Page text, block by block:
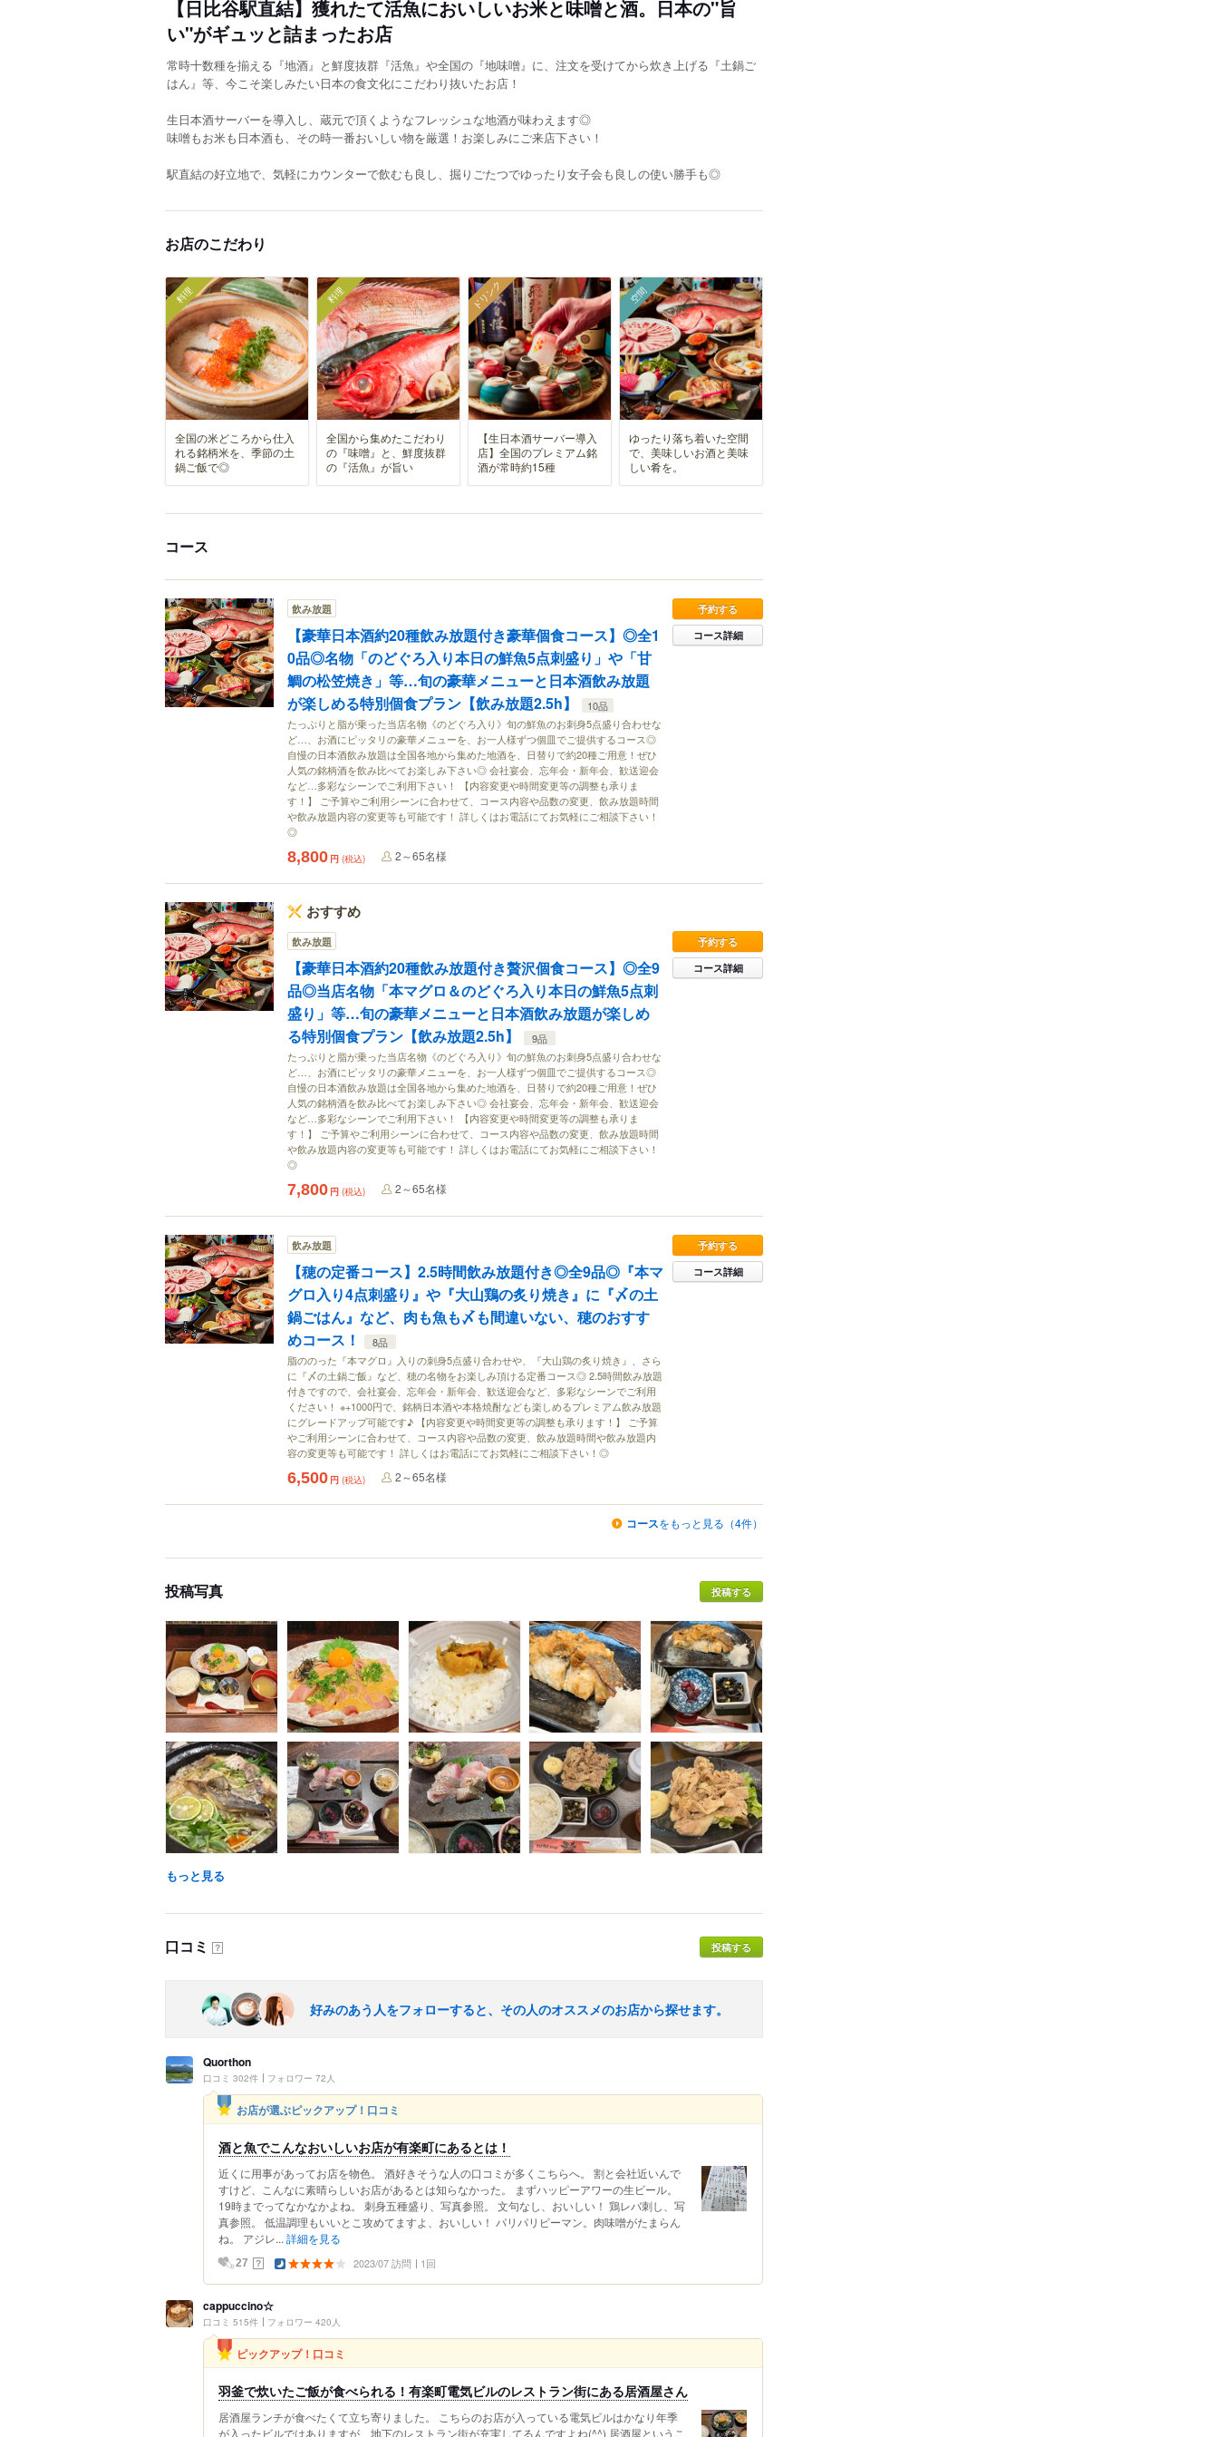
【日比谷駅直結】獲れたて活魚においしいお米と味噌と酒。日本の"旨
い"がギュッと詰まったお店
常時十数種を揃える『地酒』と鮮度抜群『活魚』や全国の『地味噌』に、注文を受けてから炊き上げる『土鍋ご
はん』等、今こそ楽しみたい日本の食文化にこだわり抜いたお店！
生日本酒サーバーを導入し、蔵元で頂くようなフレッシュな地酒が味わえます◎
味噌もお米も日本酒も、その時一番おいしい物を厳選！お楽しみにご来店下さい！
駅直結の好立地で、気軽にカウンターで飲むも良し、掘りごたつでゆったり女子会も良しの使い勝手も◎
お店のこだわり
料理
全国の米どころから仕入
れる銘柄米を、季節の土
鍋ご飯で◎
料理
全国から集めたこだわり
の『味噌』と、鮮度抜群
の『活魚』が旨い
ドリンク
【生日本酒サーバー導入
店】全国のプレミアム銘
酒が常時約15種
空間
ゆったり落ち着いた空間
で、美味しいお酒と美味
しい肴を。
コース
飲み放題
【豪華日本酒約20種飲み放題付き豪華個食コース】◎全1
0品◎名物「のどぐろ入り本日の鮮魚5点刺盛り」や「甘
鯛の松笠焼き」等…旬の豪華メニューと日本酒飲み放題
が楽しめる特別個食プラン【飲み放題2.5h】
10品
たっぷりと脂が乗った当店名物《のどぐろ入り》旬の鮮魚のお刺身5点盛り合わせな
ど…、お酒にピッタリの豪華メニューを、お一人様ずつ個皿でご提供するコース◎
自慢の日本酒飲み放題は全国各地から集めた地酒を、日替りで約20種ご用意！ぜひ
人気の銘柄酒を飲み比べてお楽しみ下さい◎ 会社宴会、忘年会・新年会、歓送迎会
など…多彩なシーンでご利用下さい！ 【内容変更や時間変更等の調整も承りま
す！】 ご予算やご利用シーンに合わせて、コース内容や品数の変更、飲み放題時間
や飲み放題内容の変更等も可能です！ 詳しくはお電話にてお気軽にご相談下さい！
◎
予約する
コース詳細
8,800 円 (税込) 2～65名様
おすすめ
飲み放題
【豪華日本酒約20種飲み放題付き贅沢個食コース】◎全9
品◎当店名物「本マグロ＆のどぐろ入り本日の鮮魚5点刺
盛り」等…旬の豪華メニューと日本酒飲み放題が楽しめ
る特別個食プラン【飲み放題2.5h】
9品
たっぷりと脂が乗った当店名物《のどぐろ入り》旬の鮮魚のお刺身5点盛り合わせな
ど…、お酒にピッタリの豪華メニューを、お一人様ずつ個皿でご提供するコース◎
自慢の日本酒飲み放題は全国各地から集めた地酒を、日替りで約20種ご用意！ぜひ
人気の銘柄酒を飲み比べてお楽しみ下さい◎ 会社宴会、忘年会・新年会、歓送迎会
など…多彩なシーンでご利用下さい！ 【内容変更や時間変更等の調整も承りま
す！】 ご予算やご利用シーンに合わせて、コース内容や品数の変更、飲み放題時間
や飲み放題内容の変更等も可能です！ 詳しくはお電話にてお気軽にご相談下さい！
◎
予約する
コース詳細
7,800 円 (税込) 2～65名様
飲み放題
【穂の定番コース】2.5時間飲み放題付き◎全9品◎『本マ
グロ入り4点刺盛り』や『大山鶏の炙り焼き』に『〆の土
鍋ごはん』など、肉も魚も〆も間違いない、穂のおすす
めコース！
8品
脂ののった『本マグロ』入りの刺身5点盛り合わせや、『大山鶏の炙り焼き』、さら
に『〆の土鍋ご飯』など、穂の名物をお楽しみ頂ける定番コース◎ 2.5時間飲み放題
付きですので、会社宴会、忘年会・新年会、歓送迎会など、多彩なシーンでご利用
ください！ ※+1000円で、銘柄日本酒や本格焼酎なども楽しめるプレミアム飲み放題
にグレードアップ可能です♪ 【内容変更や時間変更等の調整も承ります！】 ご予算
やご利用シーンに合わせて、コース内容や品数の変更、飲み放題時間や飲み放題内
容の変更等も可能です！ 詳しくはお電話にてお気軽にご相談下さい！◎
予約する
コース詳細
6,500 円 (税込) 2～65名様
コースをもっと見る（4件）
投稿写真 投稿する
もっと見る
口コミ ？ 投稿する
好みのあう人をフォローすると、その人のオススメのお店から探せます。
Quorthon
口コミ 302件 フォロワー 72人
お店が選ぶピックアップ！口コミ
酒と魚でこんなおいしいお店が有楽町にあるとは！
近くに用事があってお店を物色。 酒好きそうな人の口コミが多くこちらへ。 割と会社近いんで
すけど、こんなに素晴らしいお店があるとは知らなかった。 まずハッピーアワーの生ビール。
19時までってなかなかよね。 刺身五種盛り、写真参照。 文句なし、おいしい！ 鶏レバ刺し、写
真参照。 低温調理もいいとこ攻めてますよ、おいしい！ パリパリピーマン。肉味噌がたまらん
ね。 アジレ... 詳細を見る
27 ？ 2023/07 訪問 1回
cappuccino☆
口コミ 515件 フォロワー 420人
ピックアップ！口コミ
羽釜で炊いたご飯が食べられる！有楽町電気ビルのレストラン街にある居酒屋さん
居酒屋ランチが食べたくて立ち寄りました。 こちらのお店が入っている電気ビルはかなり年季
が入ったビルではありますが、地下のレストラン街が充実してるんですよね(^^) 居酒屋というこ